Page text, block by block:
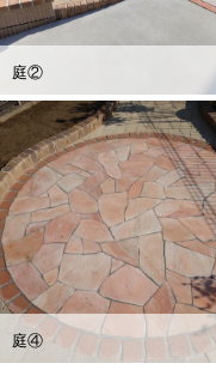
庭②
庭④